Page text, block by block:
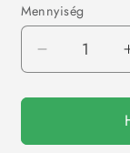
Mennyiség
Tej
1,5%